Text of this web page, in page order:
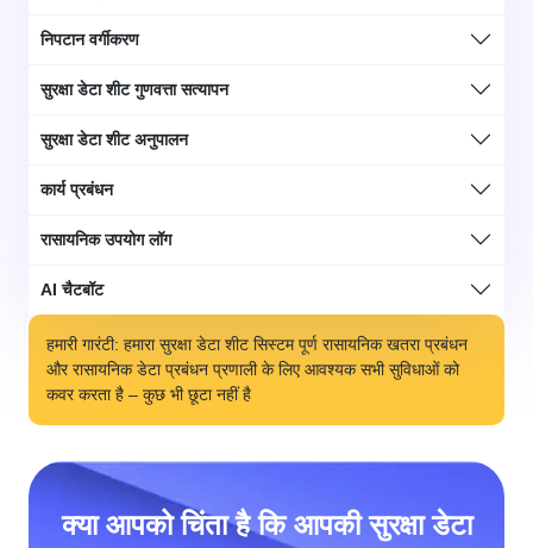
निपटान वर्गीकरण
सुरक्षा डेटा शीट गुणवत्ता सत्यापन
सुरक्षा डेटा शीट अनुपालन
कार्य प्रबंधन
रासायनिक उपयोग लॉग
AI चैटबॉट
हमारी गारंटी: हमारा सुरक्षा डेटा शीट सिस्टम पूर्ण रासायनिक खतरा प्रबंधन
और रासायनिक डेटा प्रबंधन प्रणाली के लिए आवश्यक सभी सुविधाओं को
कवर करता है – कुछ भी छूटा नहीं है
क्या आपको चिंता है कि आपकी सुरक्षा डेटा